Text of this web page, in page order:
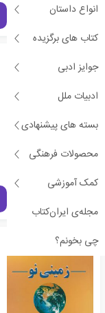
انواع داستان
کتاب های برگزیده
جوایز ادبی
ادبیات ملل
بسته های پیشنهادی
محصولات فرهنگی
کمک آموزشی
مجله‌ی ایران‌کتاب
چی بخونم؟
جزئیات
2